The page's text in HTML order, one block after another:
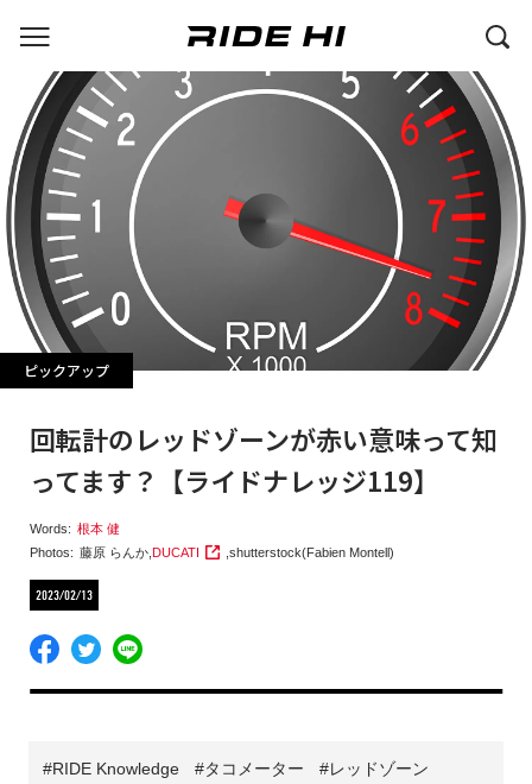
ピックアップ
回転計のレッドゾーンが赤い意味って知
ってます？【ライドナレッジ119】
Words: 根本 健
Photos: 藤原 らんか ,DUCATI ,shutterstock(Fabien Montell)
2023/02/13
RIDE Knowledge タコメーター
レッドゾーン